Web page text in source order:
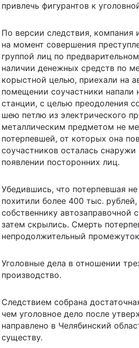
привлечь фигурантов к
По версии следствия,
на момент совершения
группой лиц по
наличии денежных средств по
корыстной целью, приехали на
помещении соучастники напали
станции, с целью преодоления
шею петлю из электрического
металлическим предметом не
потерпевшей, от которых она
соучастников осталась
появлении посторонних лиц.
Убедившись, что потерпевшая
похитили более 400 тыс.
собственнику автозаправочной
затем скрылись. Смерть
непродолжительный
Уголовные дела в отношении
производство.
Следствием собрана
чем уголовное дело после
направлено в Челябинский
существу.